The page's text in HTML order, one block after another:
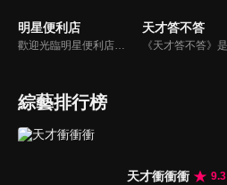
明星便利店
歡迎光臨明星便利店！你覺得便利店裡面有什麼？關東煮？茶葉蛋？還是讓你尖叫的大明星？一家擁有明星的便利店，到底有多稀奇，你會不會想要光臨呢？
天才答不答
綜藝排行榜
天才衝衝衝
9.3